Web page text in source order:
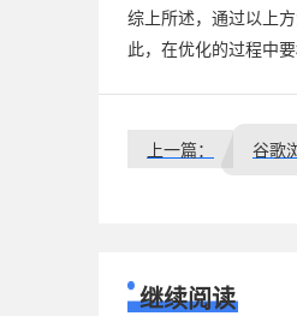
综上所述，通过以上
此，在优化的过程中
上一篇：
继续阅读